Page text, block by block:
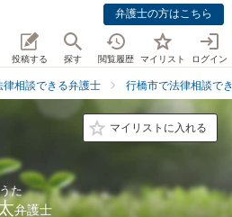
弁護士の方はこちら
投稿する 探す 閲覧履歴 マイリスト ログイン
律相談できる弁護士 行橋市で法律相談で
マイリストに入れる
た
弁護士